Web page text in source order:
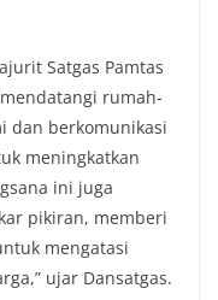
Satgas Pamtas
rumah-
dan berkomunikasi
meningkatkan
ini juga
pikiran, memberi
mengatasi
ujar Dansatgas.